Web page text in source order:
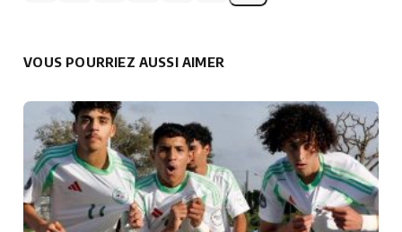
VOUS POURRIEZ AUSSI AIMER